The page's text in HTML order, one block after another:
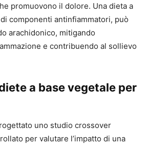
promuovono il dolore. Una dieta a
componenti antinfiammatori, può
arachidonico, mitigando
e contribuendo al sollievo
a base vegetale per
uno studio crossover
per valutare l’impatto di una